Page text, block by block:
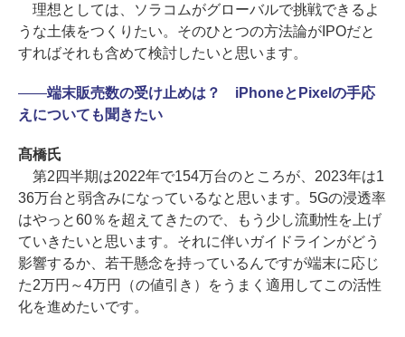
理想としては、ソラコムがグローバルで挑戦できるよ
うな土俵をつくりたい。そのひとつの方法論がIPOだと
すればそれも含めて検討したいと思います。
――端末販売数の受け止めは？ iPhoneとPixelの手応
えについても聞きたい
髙橋氏
第2四半期は2022年で154万台のところが、2023年は1
36万台と弱含みになっているなと思います。5Gの浸透率
はやっと60％を超えてきたので、もう少し流動性を上げ
ていきたいと思います。それに伴いガイドラインがどう
影響するか、若干懸念を持っているんですが端末に応じ
た2万円～4万円（の値引き）をうまく適用してこの活性
化を進めたいです。